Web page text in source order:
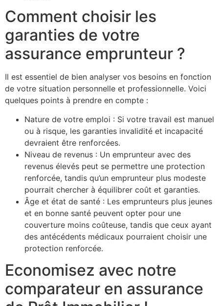
Comment choisir les
garanties de votre
assurance emprunteur ?
Il est essentiel de bien analyser vos besoins en fonction
de votre situation personnelle et professionnelle. Voici
quelques points à prendre en compte :
Nature de votre emploi : Si votre travail est manuel
ou à risque, les garanties invalidité et incapacité
devraient être renforcées.
Niveau de revenus : Un emprunteur avec des
revenus élevés peut se permettre une protection
renforcée, tandis qu’un emprunteur plus modeste
pourrait chercher à équilibrer coût et garanties.
Âge et état de santé : Les emprunteurs plus jeunes
et en bonne santé peuvent opter pour une
couverture moins coûteuse, tandis que ceux ayant
des antécédents médicaux pourraient choisir une
protection renforcée.
Economisez avec notre
comparateur en assurance